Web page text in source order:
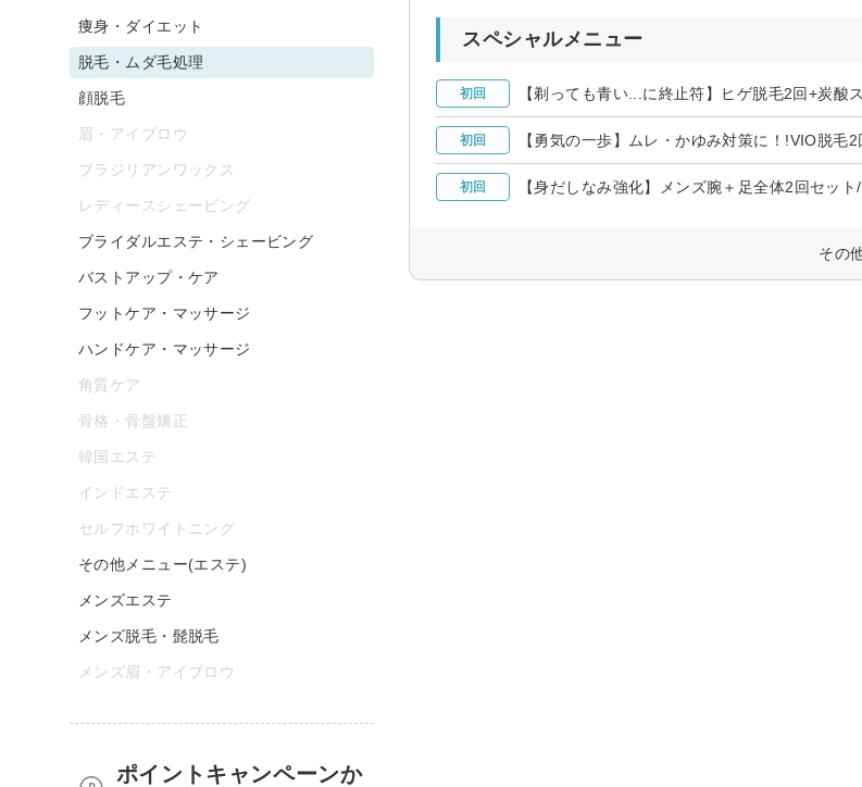
スペシャルメニュー
初回 【剃っても青い...に終止符】ヒゲ脱毛2回+炭酸
初回 【勇気の一歩】ムレ・かゆみ対策に！!VIO脱毛
初回 【身だしなみ強化】メンズ腕＋足全体2回セッ
その
痩身・ダイエット
脱毛・ムダ毛処理
顔脱毛
眉・アイブロウ
ブラジリアンワックス
レディースシェービング
ブライダルエステ・シェービング
バストアップ・ケア
フットケア・マッサージ
ハンドケア・マッサージ
角質ケア
骨格・骨盤矯正
韓国エステ
インドエステ
セルフホワイトニング
その他メニュー(エステ)
メンズエステ
メンズ脱毛・髭脱毛
メンズ眉・アイブロウ
ポイントキャンペーンか